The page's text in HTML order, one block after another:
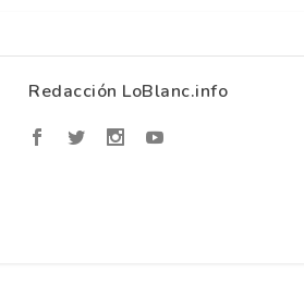
Redacción LoBlanc.info